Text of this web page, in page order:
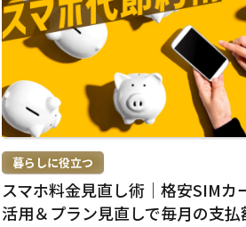
を
読
>
暮らしに役立つ
スマホ料金見直し術｜格安SIMカ
活用＆プラン見直しで毎月の支払